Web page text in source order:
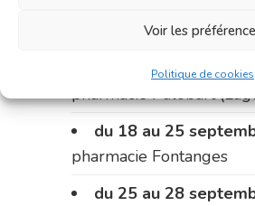
Voir les
Politique de cookies
Charignon-Dumas (La
du 14 au 18
pharmacie Palobart
du 18 au 25
pharmacie Fontanges
du 25 au 28